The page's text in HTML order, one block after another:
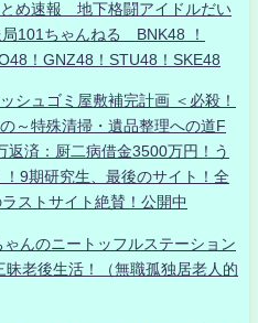
め速報 地下格闘アイドルだい
101ちゃんねる BNK48 ！
！GNZ48！STU48！SKE48
シュゴミ屋敷補完計画 ＜必殺！
～特殊清掃・遺品整理への道F
返済：厨二病借金3500万円！う
9期研究生、最後のサイト！全
ストサイト絶賛！公開中
んのニートッフルステーション
老後生活！（無職孤独居老人的